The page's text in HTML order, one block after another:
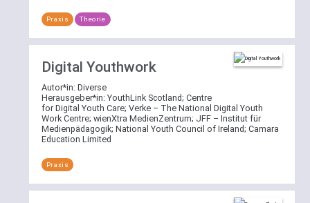
Praxis Theorie
Digital Youthwork
Autor*in: Diverse
Herausgeber*in: YouthLink Scotland; Centre
for Digital Youth Care; Verke – The National Digital Youth
Work Centre; wienXtra MedienZentrum; JFF – Institut für
Medienpädagogik; National Youth Council of Ireland; Camara
Education Limited
Praxis